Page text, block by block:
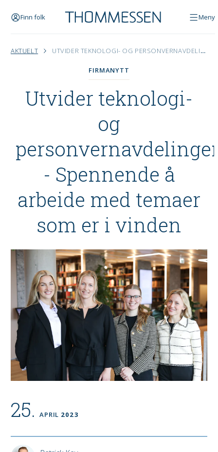
Finn folk Meny
AKTUELT UTVIDER TEKNOLOGI- OG PERSONVERNAVDELINGEN: - SPENNENDE Å ARBEIDE MED TEMAER SOM ER I VINDEN
FIRMANYTT
Utvider teknologi-
og
- Spennende å
arbeide med temaer
som er i vinden
25. APRIL 2023